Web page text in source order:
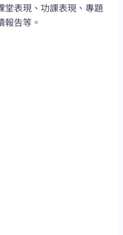
堂表現、功課表現、專題
告等。